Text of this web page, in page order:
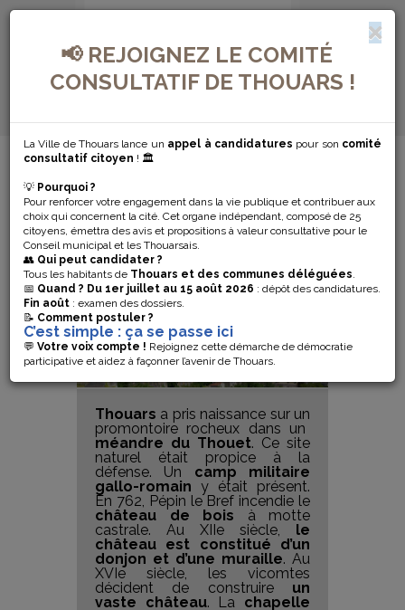
📢 REJOIGNEZ LE COMITÉ
CONSULTATIF DE THOUARS !
La Ville de Thouars lance un appel à candidatures pour son comité
consultatif citoyen ! 🏛️
💡 Pourquoi ?
Pour renforcer votre engagement dans la vie publique et contribuer aux
choix qui concernent la cité. Cet organe indépendant, composé de 25
citoyens, émettra des avis et propositions à valeur consultative pour le
Conseil municipal et les Thouarsais.
👥 Qui peut candidater ?
Tous les habitants de Thouars et des communes déléguées.
📅 Quand ? Du 1er juillet au 15 août 2026 : dépôt des candidatures.
Fin août : examen des dossiers.
📝 Comment postuler ?
C’est simple : ça se passe ici
💬 Votre voix compte ! Rejoignez cette démarche de démocratie
participative et aidez à façonner l’avenir de Thouars.
MENU DE NAVIGATION...
CHÂTEAU DES
DUCS DE LA
TRÉMOÏLLE
Thouars a pris naissance sur un
promontoire rocheux dans un
méandre du Thouet. Ce site
naturel était propice à la
défense. Un camp militaire
gallo-romain y était présent.
En 762, Pépin le Bref incendie le
château de bois à motte
castrale. Au XIIe siècle, le
château est constitué d’un
donjon et d’une muraille. Au
XVIe siècle, les vicomtes
décident de construire un
vaste château. La chapelle